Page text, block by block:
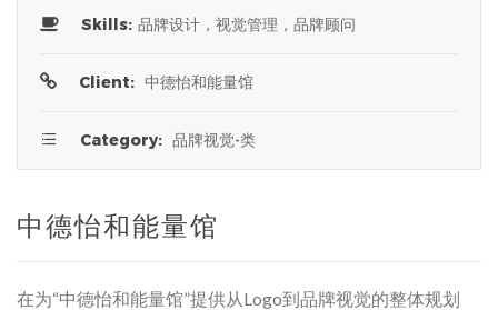
Skills: 品牌设计，视觉管理，品牌顾问
Client: 中德怡和能量馆
 Category: 品牌视觉-类
中德怡和能量馆
在为“中德怡和能量馆”提供从Logo到品牌视觉的整体规划